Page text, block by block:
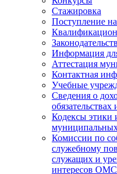
Стажировка
Поступление
Информация
Аттестация
Контактная
Учебные
Сведения о
Кодексы этики
Комиссии по
служебному
служащих и
интересов ОМС